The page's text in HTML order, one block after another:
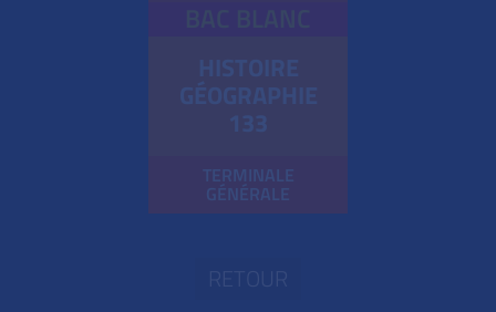
HISTOIRE
GÉOGRAPHIE
133
TERMINALE
GÉNÉRALE